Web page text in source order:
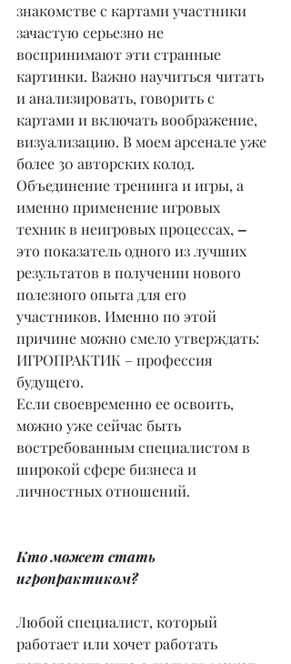
знакомстве с картами участники
зачастую серьезно не
воспринимают эти странные
картинки. Важно научиться читать
и анализировать, говорить с
картами и включать воображение,
визуализацию. В моем арсенале уже
более 30 авторских колод.
Объединение тренинга и игры, а
именно применение игровых
техник в неигровых процессах, –
это показатель одного из лучших
результатов в получении нового
полезного опыта для его
участников. Именно по этой
причине можно смело утверждать:
ИГРОПРАКТИК – профессия
будущего.
Если своевременно ее освоить,
можно уже сейчас быть
востребованным специалистом в
широкой сфере бизнеса и
личностных отношений.
Кто может стать
игропрактиком?
Любой специалист, который
работает или хочет работать